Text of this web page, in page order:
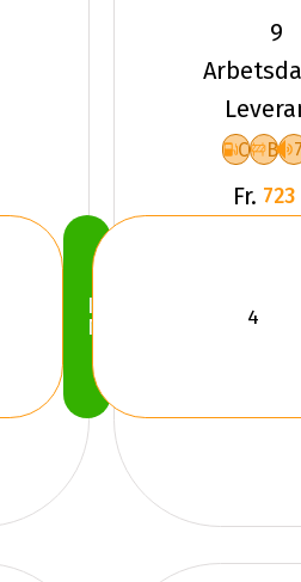
Köp
Nu
6 XL
9
C B
Fr.